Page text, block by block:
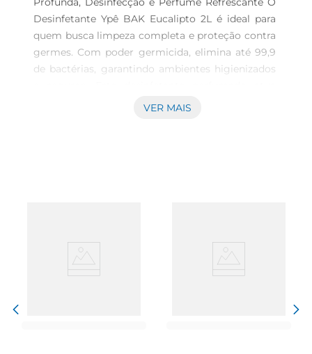
Desinfetante Ypê BAK Eucalipto 2L é ideal para
quem busca limpeza completa e proteção contra
germes. Com poder germicida, elimina até 99,9
de bactérias, garantindo ambientes higienizados
como higienizador e produto para desinfecção,
mais tempo.
VER MAIS